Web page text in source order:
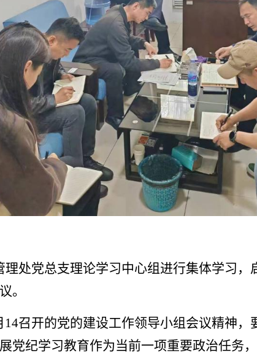
理处党总支理论学习中心组进行集体学习
。
14召开的党的建设工作领导小组会议精神，
党纪学习教育作为当前一项重要政治任务